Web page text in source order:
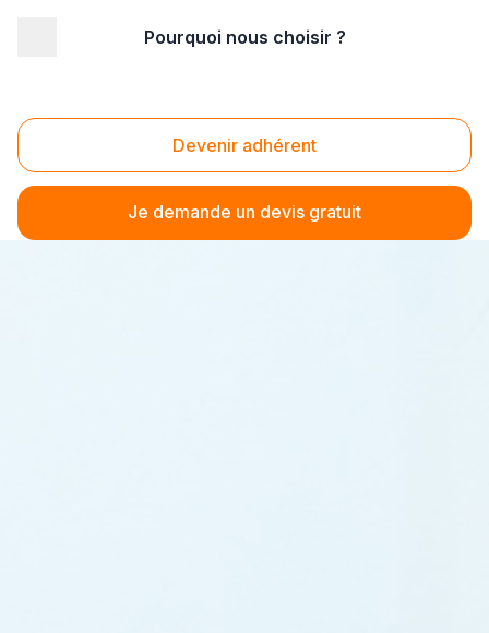
Pourquoi nous choisir ?
Devenir adhérent
Je demande un devis gratuit